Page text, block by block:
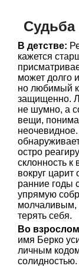
В детстве:
кажется
может долго
но любимый
защищенно.
не шумно, а
вещи,
остро
склонность к
вокруг
ранние годы
упрямую
молчаливым,
терять себя.
Во
имя Берко
личным